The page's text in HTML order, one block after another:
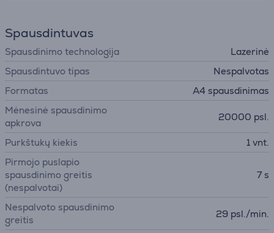
Spausdintuvas
Spausdinimo technologija
Lazerinė
Spausdintuvo tipas
Nespalvotas
Formatas
A4 spausdinimas
Mėnesinė spausdinimo
apkrova
20000 psl.
Purkštukų kiekis
1 vnt.
Pirmojo puslapio
spausdinimo greitis
(nespalvotai)
7 s
Nespalvoto spausdinimo
greitis
29 psl./min.